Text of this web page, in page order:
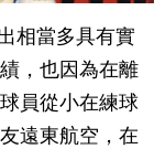
相當多具有實
，也因為在離
員從小在練球
遠東航空，在